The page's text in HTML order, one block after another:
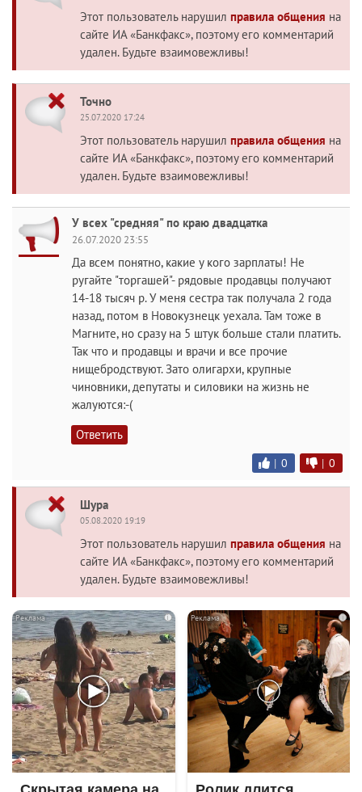
Этот пользователь нарушил правила общения на
сайте ИА «Банкфакс», поэтому его комментарий
удален. Будьте взаимовежливы!
Точно
25.07.2020 17:24
Этот пользователь нарушил правила общения на
сайте ИА «Банкфакс», поэтому его комментарий
удален. Будьте взаимовежливы!
У всех "средняя" по краю двадцатка
26.07.2020 23:55
Да всем понятно, какие у кого зарплаты! Не
ругайте "торгашей"- рядовые продавцы получают
14-18 тысяч р. У меня сестра так получала 2 года
назад, потом в Новокузнецк уехала. Там тоже в
Магните, но сразу на 5 штук больше стали платить.
Так что и продавцы и врачи и все прочие
нищебродствуют. Зато олигархи, крупные
чиновники, депутаты и силовики на жизнь не
жалуются:-(
Ответить
| 0 | 0
Шура
05.08.2020 19:19
Этот пользователь нарушил правила общения на
сайте ИА «Банкфакс», поэтому его комментарий
удален. Будьте взаимовежливы!
i i